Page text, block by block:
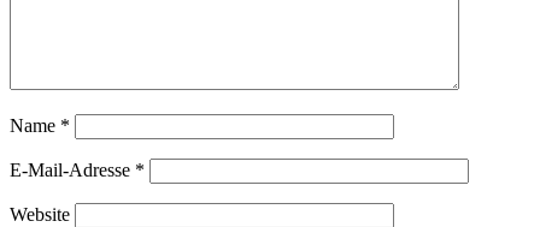
Name *
E-Mail-Adresse *
Website